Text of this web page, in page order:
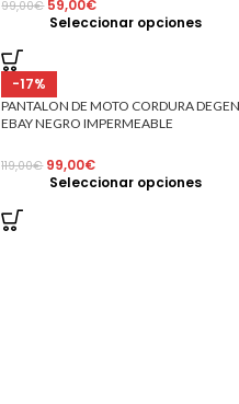
99,00€ 59,00€
Seleccionar opciones
-17%
PANTALON DE MOTO CORDURA
EBAY NEGRO IMPERMEABLE
119,00€ 99,00€
Seleccionar opciones